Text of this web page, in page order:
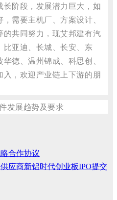
阶段，发展潜力巨大，如
需要主机厂、方案设计、
的共同努力，现艾邦建有汽
亚迪、长城、长安、东
德、温州锦成、科思创、
入，欢迎产业链上下游的朋
合作协议
应商新铝时代创业板IPO提交